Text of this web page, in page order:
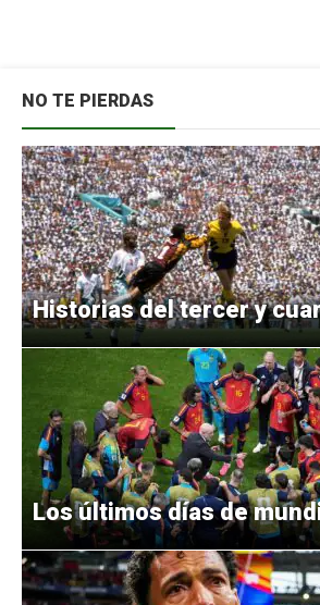
NO TE PIERDAS
Historias del tercer y
Los últimos días de